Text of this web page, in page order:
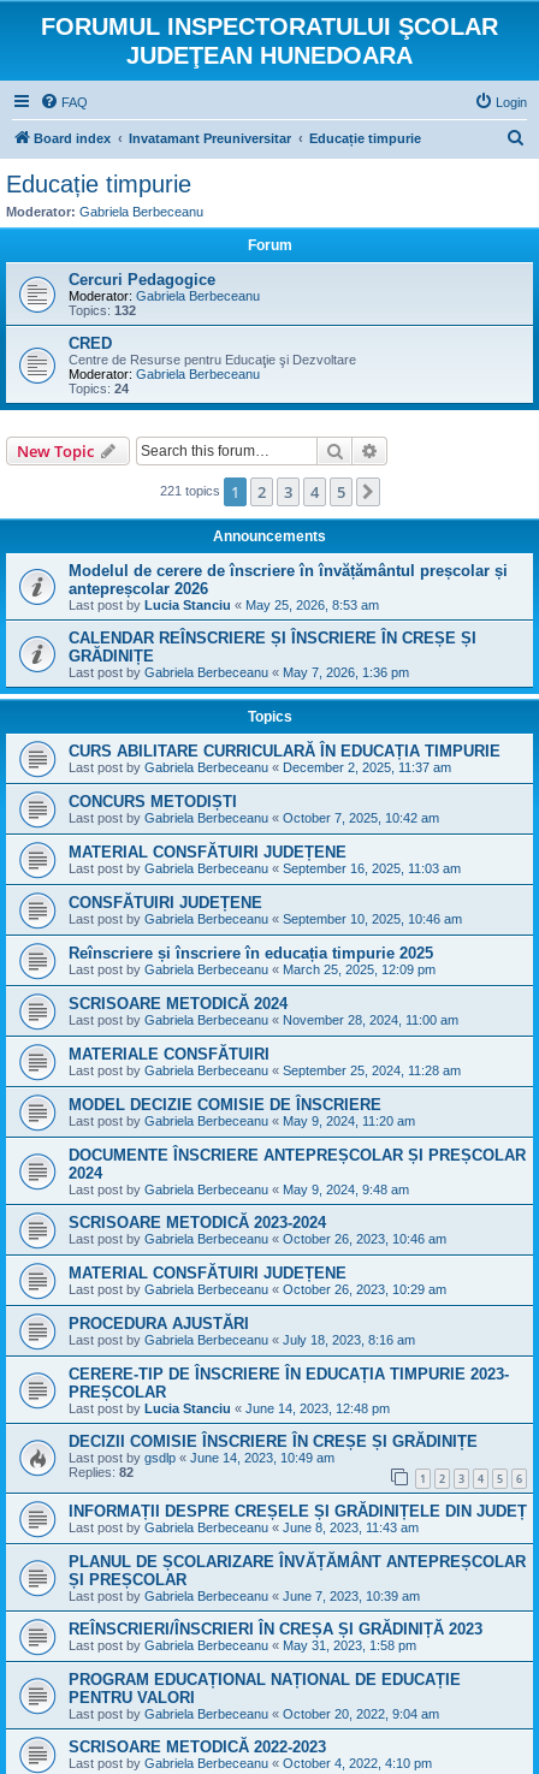
FORUMUL INSPECTORATULUI ŞCOLAR
JUDEŢEAN HUNEDOARA
FAQ Login
Board index Invatamant Preuniversitar Educație timpurie
Educație timpurie
Moderator: Gabriela Berbeceanu
Forum
Cercuri Pedagogice
Moderator: Gabriela Berbeceanu
Topics: 132
CRED
Centre de Resurse pentru Educaţie şi Dezvoltare
Moderator: Gabriela Berbeceanu
Topics: 24
New Topic Search
221 topics 1 2 3 4 5
Announcements
Modelul de cerere de înscriere în învățământul preșcolar și
antepreșcolar 2026
Last post by Lucia Stanciu « May 25, 2026, 8:53 am
CALENDAR REÎNSCRIERE ȘI ÎNSCRIERE ÎN CREȘE ȘI
GRĂDINIȚE
Last post by Gabriela Berbeceanu « May 7, 2026, 1:36 pm
Topics
CURS ABILITARE CURRICULARĂ ÎN EDUCAȚIA TIMPURIE
Last post by Gabriela Berbeceanu « December 2, 2025, 11:37 am
CONCURS METODIȘTI
Last post by Gabriela Berbeceanu « October 7, 2025, 10:42 am
MATERIAL CONSFĂTUIRI JUDEȚENE
Last post by Gabriela Berbeceanu « September 16, 2025, 11:03 am
CONSFĂTUIRI JUDEȚENE
Last post by Gabriela Berbeceanu « September 10, 2025, 10:46 am
Reînscriere și înscriere în educația timpurie 2025
Last post by Gabriela Berbeceanu « March 25, 2025, 12:09 pm
SCRISOARE METODICĂ 2024
Last post by Gabriela Berbeceanu « November 28, 2024, 11:00 am
MATERIALE CONSFĂTUIRI
Last post by Gabriela Berbeceanu « September 25, 2024, 11:28 am
MODEL DECIZIE COMISIE DE ÎNSCRIERE
Last post by Gabriela Berbeceanu « May 9, 2024, 11:20 am
DOCUMENTE ÎNSCRIERE ANTEPREȘCOLAR ȘI PREȘCOLAR
2024
Last post by Gabriela Berbeceanu « May 9, 2024, 9:48 am
SCRISOARE METODICĂ 2023-2024
Last post by Gabriela Berbeceanu « October 26, 2023, 10:46 am
MATERIAL CONSFĂTUIRI JUDEȚENE
Last post by Gabriela Berbeceanu « October 26, 2023, 10:29 am
PROCEDURA AJUSTĂRI
Last post by Gabriela Berbeceanu « July 18, 2023, 8:16 am
CERERE-TIP DE ÎNSCRIERE ÎN EDUCAȚIA TIMPURIE 2023-
PREȘCOLAR
Last post by Lucia Stanciu « June 14, 2023, 12:48 pm
DECIZII COMISIE ÎNSCRIERE ÎN CREȘE ȘI GRĂDINIȚE
Last post by gsdlp « June 14, 2023, 10:49 am
Replies: 82 1 2 3 4 5 6
INFORMAȚII DESPRE CREȘELE ȘI GRĂDINIȚELE DIN JUDEȚ
Last post by Gabriela Berbeceanu « June 8, 2023, 11:43 am
PLANUL DE ȘCOLARIZARE ÎNVĂȚĂMÂNT ANTEPREȘCOLAR
ȘI PREȘCOLAR
Last post by Gabriela Berbeceanu « June 7, 2023, 10:39 am
REÎNSCRIERI/ÎNSCRIERI ÎN CREȘA ȘI GRĂDINIȚĂ 2023
Last post by Gabriela Berbeceanu « May 31, 2023, 1:58 pm
PROGRAM EDUCAȚIONAL NAȚIONAL DE EDUCAȚIE
PENTRU VALORI
Last post by Gabriela Berbeceanu « October 20, 2022, 9:04 am
SCRISOARE METODICĂ 2022-2023
Last post by Gabriela Berbeceanu « October 4, 2022, 4:10 pm